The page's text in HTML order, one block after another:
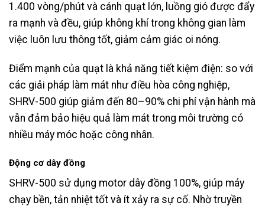
1.400 vòng/phút và cánh quạt lớn, luồng gió được đẩy
ra mạnh và đều, giúp không khí trong không gian làm
việc luôn lưu thông tốt, giảm cảm giác oi nóng.
Điểm mạnh của quạt là khả năng tiết kiệm điện: so với
các giải pháp làm mát như điều hòa công nghiệp,
SHRV-500 giúp giảm đến 80–90% chi phí vận hành mà
vẫn đảm bảo hiệu quả làm mát trong môi trường có
nhiều máy móc hoặc công nhân.
Động cơ dây đồng
SHRV-500 sử dụng motor dây đồng 100%, giúp máy
chạy bền, tản nhiệt tốt và ít xảy ra sự cố. Nhờ truyền